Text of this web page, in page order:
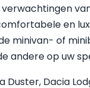
en
minivan- of
andere op uw
Dacia